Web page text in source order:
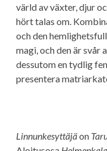
värld av växter, djur
hört talas om.
och den
magi, och den är svår
dessutom en tydlig
presentera
Linnunkesyttäjäon